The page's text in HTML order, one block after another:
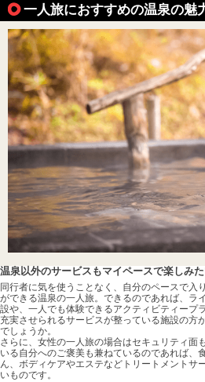
一人旅におすすめの温泉の魅
温泉以外のサービスもマイペースで楽しみ
同行者に気を使うことなく、自分のペースで入
ができる温泉の一人旅。できるのであれば、ラ
設や、一人でも体験できるアクティビティープ
充実させられるサービスが整っている施設の方
でしょうか。
さらに、女性の一人旅の場合はセキュリティ面
いる自分へのご褒美も兼ねているのであれば、
ん、ボディケアやエステなどトリートメントサ
いものです。